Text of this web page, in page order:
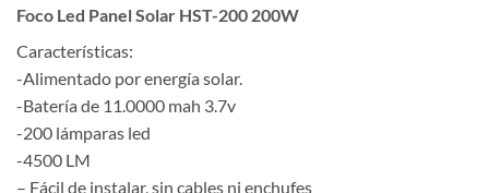
Foco Led Panel Solar HST-200 200W
Características:
-Alimentado por energía solar.
-Batería de 11.0000 mah 3.7v
-200 lámparas led
-4500 LM
– Fácil de instalar, sin cables ni enchufes